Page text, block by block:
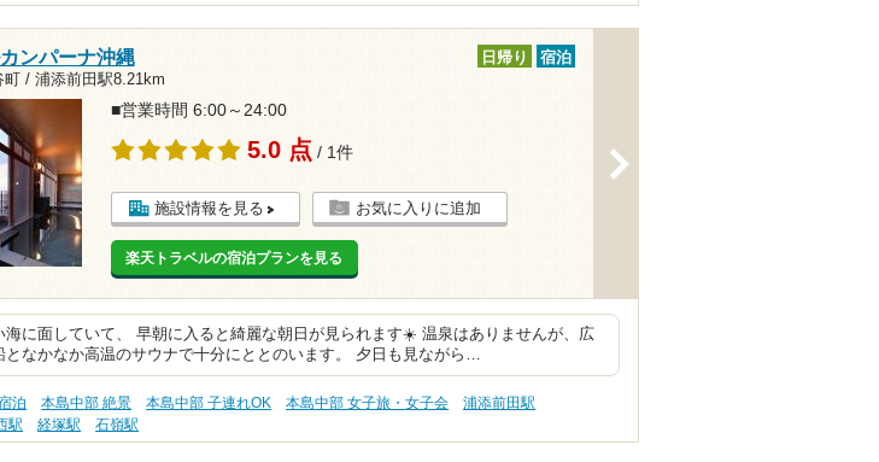
ンパーナ沖縄
町 / 浦添前田駅8.21km
日帰り 宿泊
■営業時間 6:00～24:00
5.0 点 / 1件
施設情報を見る お気に入りに追加
楽天トラベルの宿泊プランを見る
海に面していて、 早朝に入ると綺麗な朝日が見られます☀️ 温泉はありませんが、広
となかなか高温のサウナで十分にととのいます。 夕日も見ながら…
泊 本島中部 絶景 本島中部 子連れOK 本島中部 女子旅・女子会
浦添前田駅
駅
経塚駅 石嶺駅